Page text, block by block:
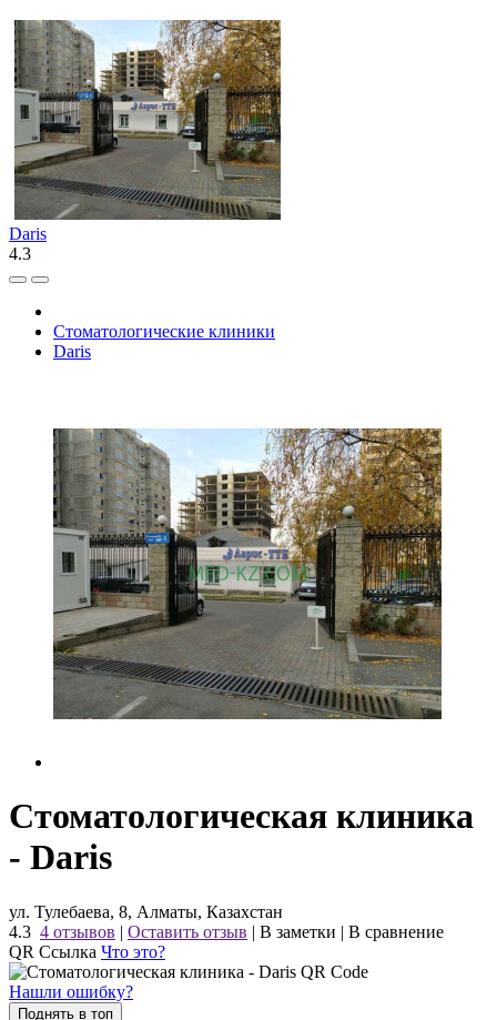
Daris
4.3
Стоматологические клиники
Daris
Стоматологическая клиника
- Daris
ул. Тулебаева, 8, Алматы, Казахстан
4.3 4 отзывов | Оставить отзыв | В заметки | В сравнение
QR Ссылка Что это?
Нашли ошибку?
Поднять в топ